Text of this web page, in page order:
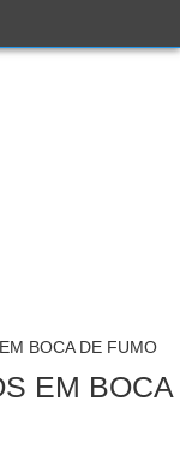
BOCA DE FUMO
EM BOCA